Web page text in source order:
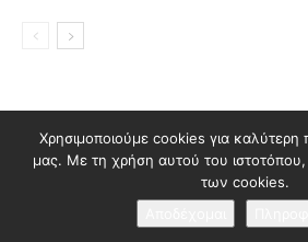
Διαφημιστείτε στο Polis
Όροι χρήσης & Πολιτική Προστασίας
Επικοινωνία
© 2026 Κατασκευή ιστοσελίδαςidees
Χρησιμοποιούμε cookies για καλύτερη
μας. Με τη χρήση αυτού του
των cookies.